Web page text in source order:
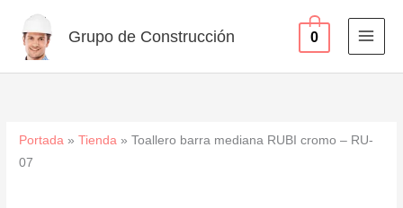
contenido
Grupo de Construcción 0
Portada »Tienda »Toallero barra mediana RUBI cromo – RU-
07
RU-
07